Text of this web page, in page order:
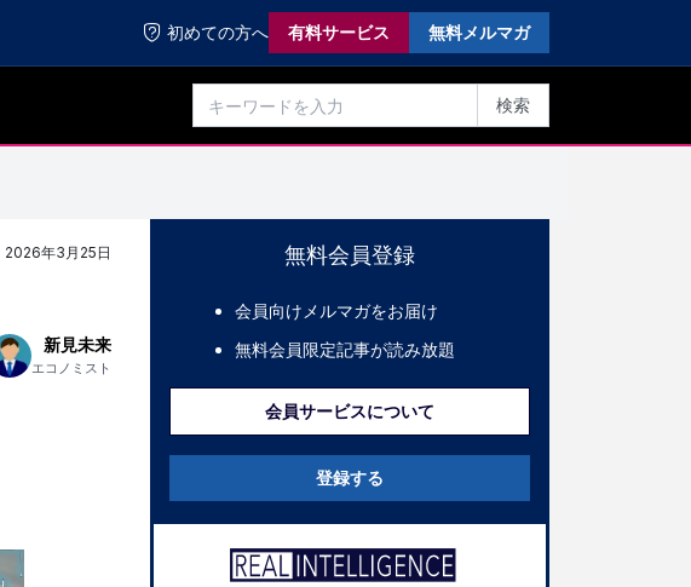
初めての方へ 有料サービス 無料メルマガ
検索
2026年3月25日
新見未来
エコノミスト
無料会員登録
会員向けメルマガをお届け
無料会員限定記事が読み放題
会員サービスについて
登録する